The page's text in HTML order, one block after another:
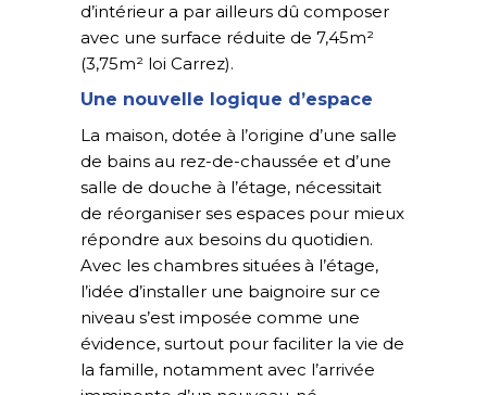
d’intérieur a par ailleurs dû composer
avec une surface réduite de 7,45m²
(3,75m² loi Carrez).
Une nouvelle logique d’espace
La maison, dotée à l’origine d’une salle
de bains au rez-de-chaussée et d’une
salle de douche à l’étage, nécessitait
de réorganiser ses espaces pour mieux
répondre aux besoins du quotidien.
Avec les chambres situées à l’étage,
l’idée d’installer une baignoire sur ce
niveau s’est imposée comme une
évidence, surtout pour faciliter la vie de
la famille, notamment avec l’arrivée